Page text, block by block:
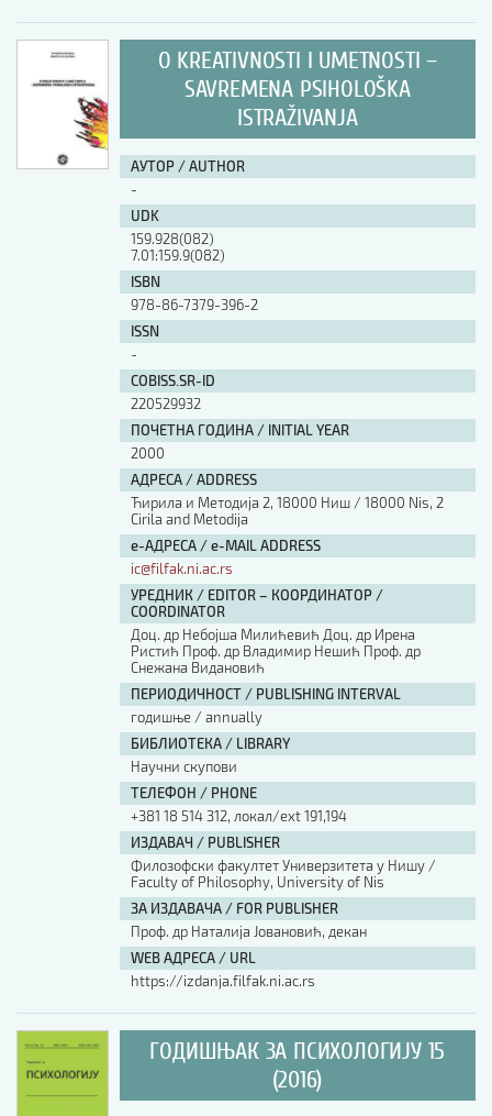
O KREATIVNOSTI I UMETNOSTI –
SAVREMENA PSIHOLOŠKA
ISTRAŽIVANJA
АУТОР / AUTHOR
-
UDK
159.928(082)
7.01:159.9(082)
ISBN
978-86-7379-396-2
ISSN
-
COBISS.SR-ID
220529932
ПОЧЕТНА ГОДИНА / INITIAL YEAR
2000
АДРЕСА / ADDRESS
Ћирила и Методија 2, 18000 Ниш / 18000 Nis, 2
Cirila and Metodija
е-АДРЕСА / e-MAIL ADDRESS
ic@filfak.ni.ac.rs
УРЕДНИК / EDITOR – КООРДИНАТОР /
COORDINATOR
Доц. др Небојша Милићевић Доц. др Ирена
Ристић Проф. др Владимир Нешић Проф. др
Снежана Видановић
ПЕРИОДИЧНОСТ / PUBLISHING INTERVAL
годишње / annually
БИБЛИОТЕКА / LIBRARY
Научни скупови
ТЕЛЕФОН / PHONE
+381 18 514 312, локал/ext 191,194
ИЗДАВАЧ / PUBLISHER
Филозофски факултет Универзитета у Нишу /
Faculty of Philosophy, University of Nis
ЗА ИЗДАВАЧА / FOR PUBLISHER
Проф. др Наталија Јовановић, декан
WEB АДРЕСА / URL
https://izdanja.filfak.ni.ac.rs
ГОДИШЊАК ЗА ПСИХОЛОГИЈУ 15
(2016)